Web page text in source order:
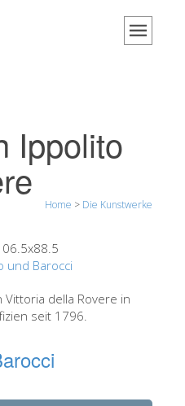
& Ausstellungen
Ippolito
Home > Die Kunstwerke
und Barocci
della Rovere in
seit 1796.